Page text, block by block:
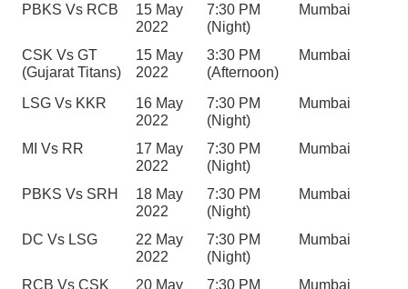
PBKS Vs RCB
15 May
2022
7:30 PM
(Night)
Mumbai
CSK Vs GT
(Gujarat Titans)
15 May
2022
3:30 PM
(Afternoon)
Mumbai
LSG Vs KKR
16 May
2022
7:30 PM
(Night)
Mumbai
MI Vs RR
17 May
2022
7:30 PM
(Night)
Mumbai
PBKS Vs SRH
18 May
2022
7:30 PM
(Night)
Mumbai
DC Vs LSG
22 May
2022
7:30 PM
(Night)
Mumbai
RCB Vs CSK 20 May 7:30 PM Mumbai